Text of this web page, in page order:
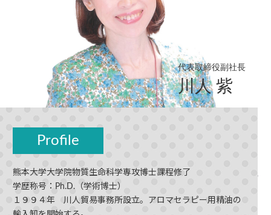
代表取締役副社長
川人 紫
Profile
熊本大学大学院物質生命科学専攻博士課程修了
学歴称号：Ph.D.（学術博士）
１９９４年 川人貿易事務所設立。アロマセラピー用精油の